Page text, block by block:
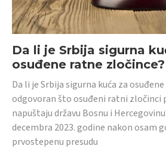
Da li je Srbija sigurna
osuđene ratne zločince?
Da li je Srbija sigurna kuća za
odgovoran što osuđeni ratni zločinci
napuštaju državu Bosnu i
decembra 2023. godine nakon osam
prvostepenu presudu